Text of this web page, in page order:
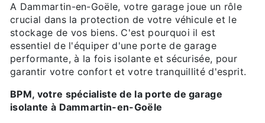
A Dammartin-en-Goële, votre garage joue un rôle
crucial dans la protection de votre véhicule et le
stockage de vos biens. C'est pourquoi il est
essentiel de l'équiper d'une porte de garage
performante, à la fois isolante et sécurisée, pour
garantir votre confort et votre tranquillité d'esprit.
BPM, votre spécialiste de la porte de garage
isolante à Dammartin-en-Goële